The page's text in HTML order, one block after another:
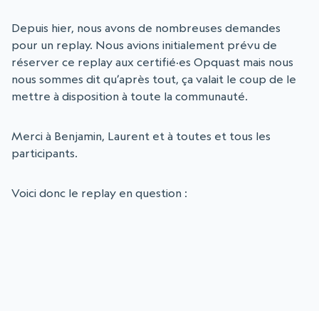
Depuis hier, nous avons de nombreuses demandes
pour un replay. Nous avions initialement prévu de
réserver ce replay aux certifié·es Opquast mais nous
nous sommes dit qu’après tout, ça valait le coup de le
mettre à disposition à toute la communauté.
Merci à Benjamin, Laurent et à toutes et tous les
participants.
Voici donc le replay en question :